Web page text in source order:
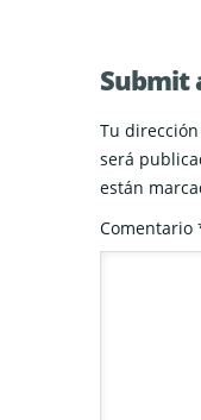
Submit
Tu
será
están
Comentario